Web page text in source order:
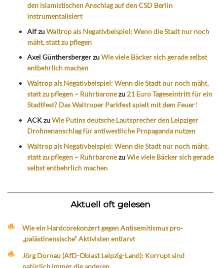
den islamistischen Anschlag auf den CSD Berlin
instrumentalisiert
AlfzuWaltrop als Negativbeispiel: Wenn die Stadt nur noch
mäht, statt zu pflegen
Axel GünthersbergerzuWie viele Bäcker sich gerade selbst
entbehrlich machen
Waltrop als Negativbeispiel: Wenn die Stadt nur noch mäht,
statt zu pflegen – Ruhrbaronezu 21 Euro Tageseintritt für ein
Stadtfest? Das Waltroper Parkfest spielt mit dem Feuer!
ACKzuWie Putins deutsche Lautsprecher den Leipziger
Drohnenanschlag für antiwestliche Propaganda nutzen
Waltrop als Negativbeispiel: Wenn die Stadt nur noch mäht,
statt zu pflegen – RuhrbaronezuWie viele Bäcker sich gerade
selbst entbehrlich machen
Aktuell oft gelesen
Wie ein Hardcorekonzert gegen Antisemitismus pro-
„palästinensische“ Aktivisten entlarvt
Jörg Dornau (AfD-Oblast Leipzig-Land): Korrupt sind
natürlich immer die anderen